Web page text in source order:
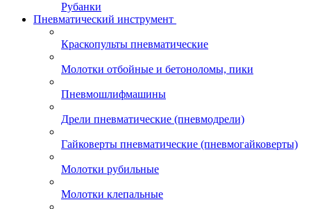
Рубанки
Пневматический инструмент
Краскопульты пневматические
Молотки отбойные и бетоноломы, пики
Пневмошлифмашины
Дрели пневматические (пневмодрели)
Гайковерты пневматические (пневмогайковерты)
Молотки рубильные
Молотки клепальные